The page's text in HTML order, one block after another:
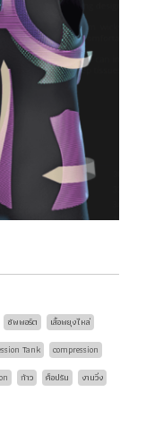
ซัพพอร์ต
เสื้อพยุงไหล่
Tank
compression
ก้าว ค็อปรัน
งานวิ่ง